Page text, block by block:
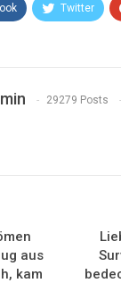
Twitter
29279 Posts
aus
kam